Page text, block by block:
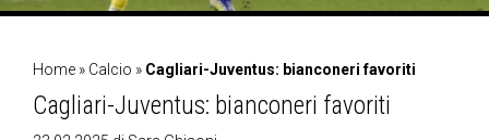
Home » Calcio » Cagliari-Juventus: bianconeri favoriti
Cagliari-Juventus: bianconeri favoriti